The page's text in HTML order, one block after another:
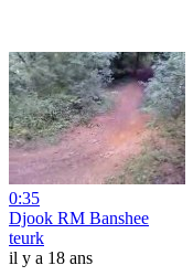
0:35
Djook RM Banshee
teurk
il y a 18 ans